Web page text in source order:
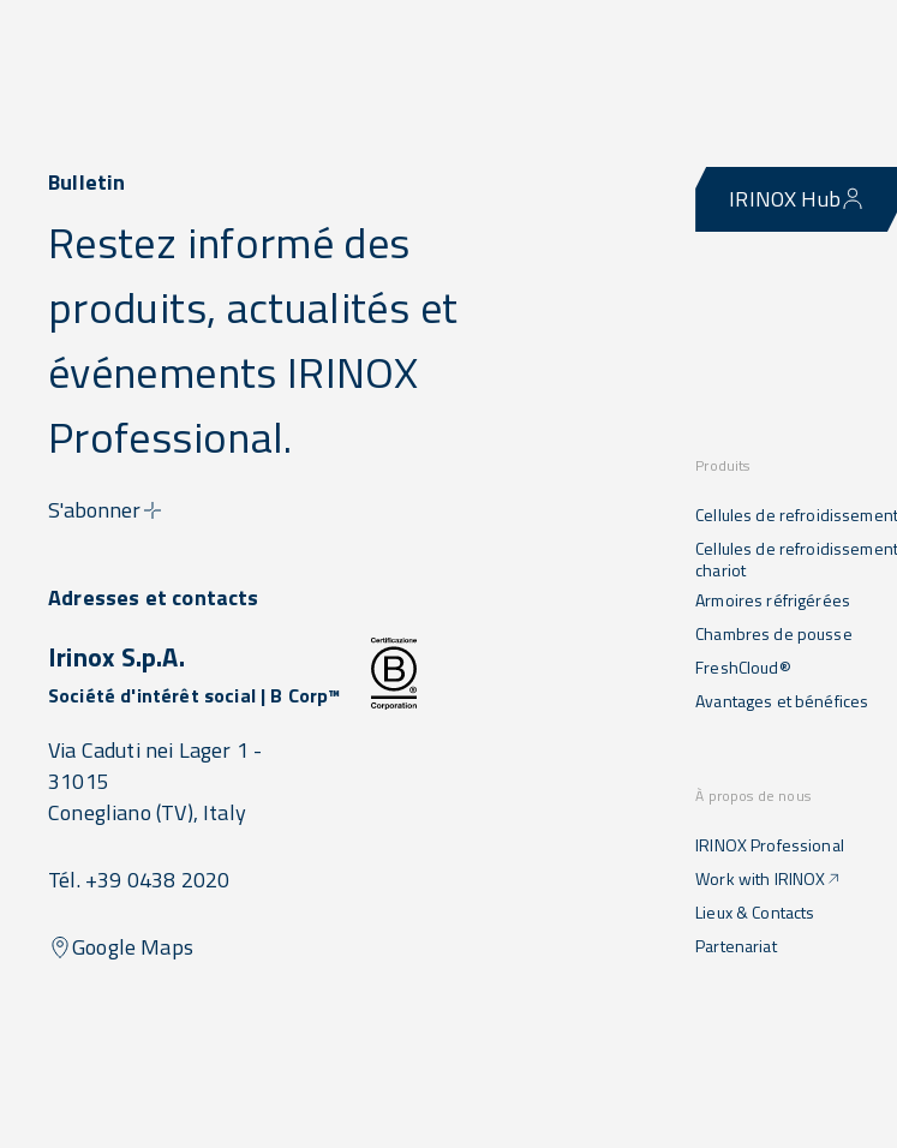
Bulletin
Restez informé des
produits, actualités et
événements IRINOX
Professional.
S'abonner
IRINOX Hub
Produits
Cellules de refroidissement
Cellules de
chariot
Armoires réfrigérées
Chambres de pousse
FreshCloud®
Avantages et bénéfices
À propos de nous
IRINOX Professional
Work with IRINOX
Lieux & Contacts
Partenariat
Adresses et contacts
Irinox S.p.A.
Société d'intérêt social | B Corp™
Via Caduti nei Lager 1 -
31015
Conegliano(TV), Italy
Tél. +39 0438 2020
Google Maps